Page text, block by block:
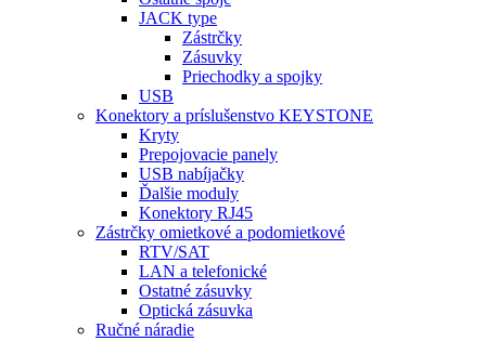
JACK type
Zástrčky
Zásuvky
Priechodky a spojky
USB
Konektory a príslušenstvo KEYSTONE
Kryty
Prepojovacie panely
USB nabíjačky
Ďalšie moduly
Konektory RJ45
Zástrčky omietkové a podomietkové
RTV/SAT
LAN a telefonické
Ostatné zásuvky
Optická zásuvka
Ručné náradie